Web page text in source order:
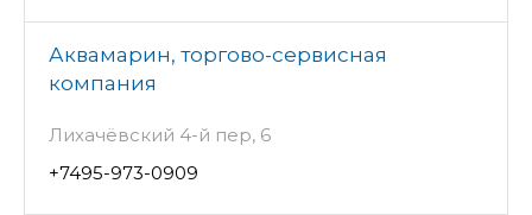
Аквамарин, торгово-сервисная
компания
Лихачёвский 4-й пер, 6
+7495-973-0909